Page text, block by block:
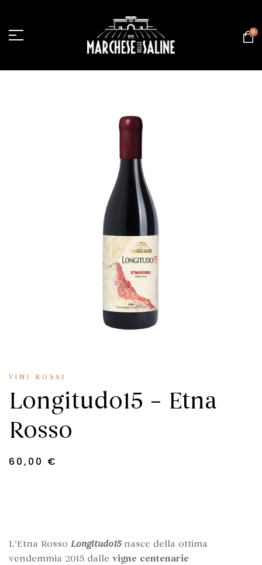
0
VINI ROSSI
Longitudo15 – Etna
Rosso
60,00 €
L’Etna Rosso Longitudo15nasce della ottima
vendemmia 2015 dalle vigne centenarie